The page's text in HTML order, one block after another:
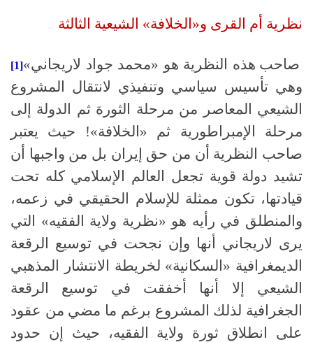
نظرية أم القرى و«الخلافة» الشيعية الثالثة
صاحب هذه النظرية هو «محمد جواد لاريجاني»[1]
وهي تأسيس سياسي وتنفيذي لانتقال المشروع
الشيعي المعاصر من مرحلة الثورة ثم الدولة إلى
مرحلة الإمبراطورية ثم « الخلافة»! حيث يعتبر
صاحب النظرية أن من حق إيران بل من واجبها أن
تشيد دولة قوية تجعل العالم الإسلامي كله تحت
قيادتها، تكون ممثلة للإسلام الحقيقي في زعمه،
والمنطلق في رأيه هو «نظرية ولاية الفقيه» التي
يرى لاريجاني أنها وإن نجحت في توسيع الرقعة
الديمغرافية «السكانية» لخريطة الانتشار المذهبي
الشيعي إلا أنها أخفقت في توسيع الرقعة
الجغرافية لذلك المشروع برغم ما مضي من عقود
على انطلاق ثورة ولاية الفقيه، حيث إن حدود